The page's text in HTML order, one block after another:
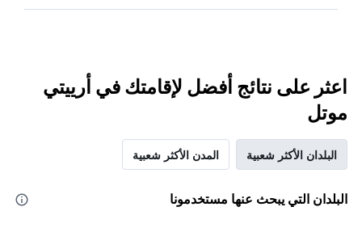
اعثر على نتائج أفضل لإقامتك في أرييتي
موتل
البلدان الأكثر شعبية المدن الأكثر شعبية
البلدان التي يبحث عنها مستخدمونا